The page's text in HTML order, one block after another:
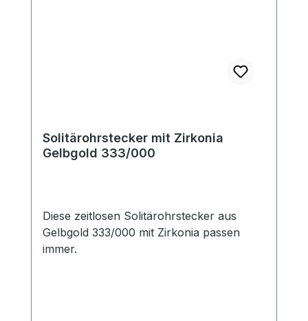
Solitärohrstecker mit Zirkonia
Gelbgold 333/000
Diese zeitlosen Solitärohrstecker aus
Gelbgold 333/000 mit Zirkonia passen
immer.